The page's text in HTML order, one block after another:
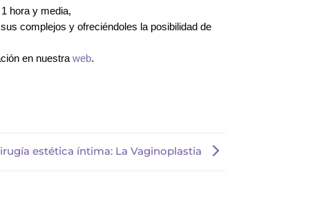
hora y media,
complejos y ofreciéndoles la posibilidad de
en nuestra web.
estética íntima: La Vaginoplastia